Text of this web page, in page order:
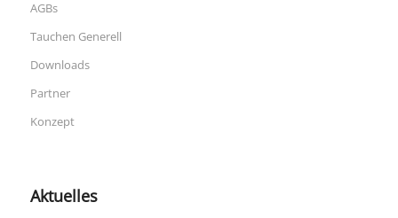
AGBs
Tauchen Generell
Downloads
Partner
Konzept
Aktuelles